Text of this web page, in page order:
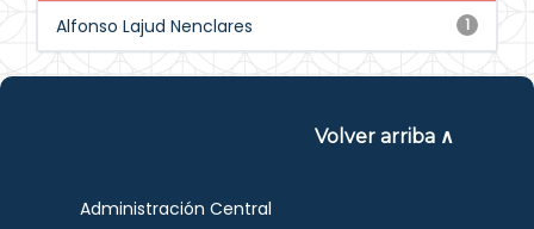
1
Alfonso Lajud Nenclares
Volver arriba ∧
Administración Central